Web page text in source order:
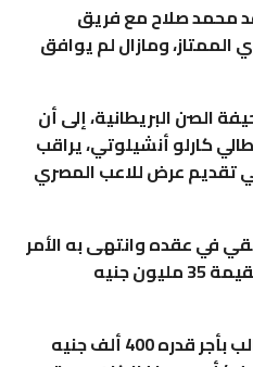
محمد صلاح مع فريق
الممتاز، ومازال لم يوافق
الصن البريطانية، إلى أن
كارلو أنشيلوتي، يراقب
عرض للاعب المصري
في عقده وانتهى به الأمر
إلى بايرن ميونيخ في صفقة بقيمة 35 مليون جنيه
وبحسب تقارير، فإن صلاح يطالب بأجر قدره 400 ألف جنيه